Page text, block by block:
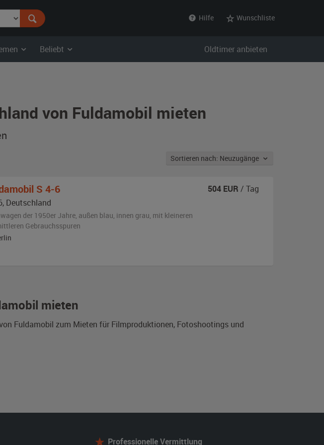
Hilfe Wunschliste
Beliebt Oldtimer anbieten
von Fuldamobil mieten
Sortieren nach: Neuzugänge
mieten
Fuldamobil zum Mieten für Filmproduktionen, Fotoshootings und
S 4-6
, Deutschland
der 1950er Jahre, außen blau, innen grau, mit kleineren
Gebrauchsspuren
504 EUR / Tag
Professionelle Vermittlung